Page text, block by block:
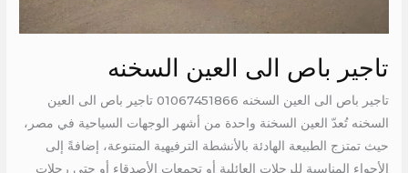
تاجير باص الى العين السخنه
تاجير باص الى العين السخنه 01067451866 تاجير باص الى العين
السخنه تُعدّ العين السخنة واحدة من أشهر الوجهات السياحية في مصر،
حيث تمتزج الطبيعة الهادئة بالأنشطة الترفيهية المتنوعة، إضافةً إلى
الأجواء المناسبة للرحلات العائلية أو تجمعات الأصدقاء أو حتى رحلات